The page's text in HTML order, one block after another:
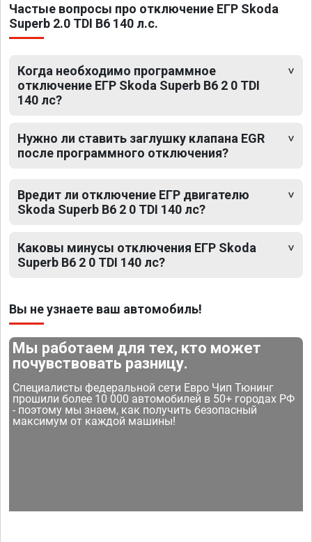
Частые вопросы про отключение ЕГР Skoda
Superb 2.0 TDI B6 140 л.с.
Когда необходимо программное
отключение ЕГР Skoda Superb B6 2 0 TDI
140 лс?
Нужно ли ставить заглушку клапана EGR
после программного отключения?
Вредит ли отключение ЕГР двигателю
Skoda Superb B6 2 0 TDI 140 лс?
Каковы минусы отключения ЕГР Skoda
Superb B6 2 0 TDI 140 лс?
Вы не узнаете ваш автомобиль!
Мы работаем для тех, кто может
почувствовать разницу.
Специалисты федеральной сети Евро Чип Тюнинг
прошили более 10 000 автомобилей в 50+ городах РФ
- поэтому мы знаем, как получить безопасный
максимум от каждой машины!